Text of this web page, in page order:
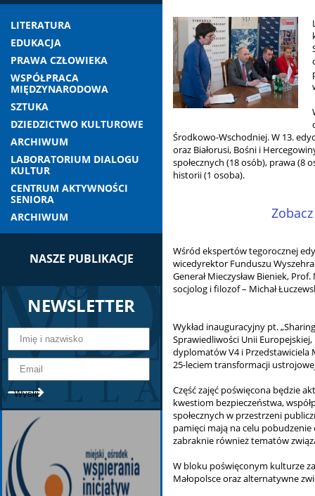
LITERATURA
EDUKACJA
PRAWA CZŁOWIEKA
WSPÓŁPRACA
MIĘDZYNARODOWA
SZTUKA
DZIEDZICTWO KULTUROWE
ARCHIWUM
LABORATORIUM DIALOGU
KULTUR
CENTRUM AKTYWNOŚCI
SENIORA
ARCHIWUM
NASZE PUBLIKACJE
NEWSLETTER
Środkowo-Wschodniej. W 13.
oraz Białorusi, Bośni i
społecznych (18 osób), prawa (8
historii (1 osoba).
Wśród ekspertów tegorocznej
wicedyrektor Funduszu
Generał Mieczysław Bieniek,
socjolog i filozof – Michał
Wykład inauguracyjny pt.
Sprawiedliwości Unii
dyplomatów V4 i Przedstawiciela
25-leciem transformacji
Część zajęć poświęcona będzie
kwestiom bezpieczeństwa,
społecznych w przestrzeni
pamięci mają na celu pobudzenie
zabraknie również tematów
W bloku poświęconym kulturze
Małopolsce oraz alternatywne